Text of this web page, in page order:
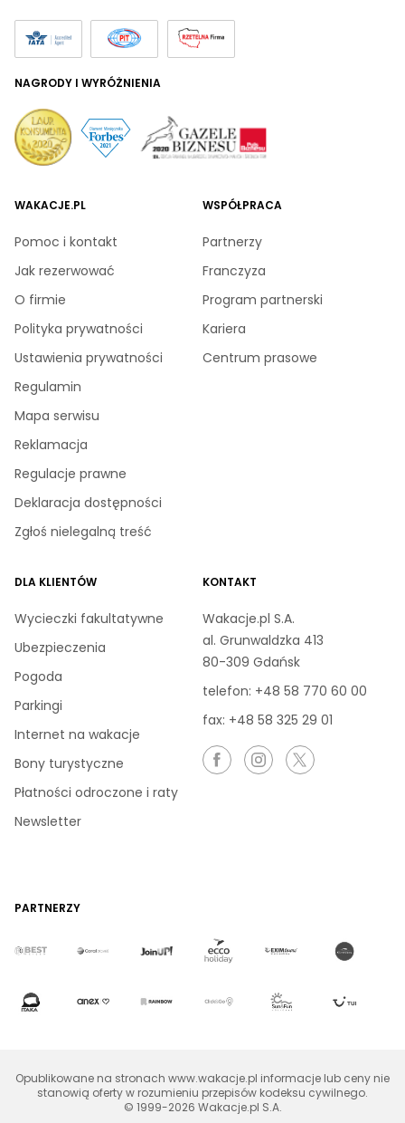
WAKACJE.PL
Pomoc i kontakt
Jak rezerwować
O firmie
Polityka prywatności
Ustawienia prywatności
Regulamin
Mapa serwisu
Reklamacja
Regulacje prawne
Deklaracja dostępności
Zgłoś nielegalną treść
WSPÓŁPRACA
Partnerzy
Franczyza
Program partnerski
Kariera
Centrum prasowe
DLA KLIENTÓW
Wycieczki fakultatywne
Ubezpieczenia
Pogoda
Parkingi
Internet na wakacje
Bony turystyczne
Płatności odroczone i raty
Newsletter
KONTAKT
Wakacje.pl S.A.
al. Grunwaldzka 413
80-309 Gdańsk
telefon: +48 58 770 60 00
fax: +48 58 325 29 01
PARTNERZY
NAGRODY I WYRÓŻNIENIA
Opublikowane na stronach www.wakacje.pl informacje lub ceny nie
stanowią oferty w rozumieniu przepisów kodeksu cywilnego.
© 1999-2026 Wakacje.pl S.A.